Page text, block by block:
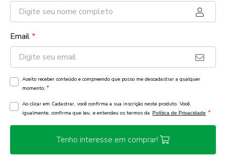
Email*
Aceito receber conteúdo e compreendo que posso me descadastrar a qualquer
momento. *
Ao clicar em Cadastrar, você confirma a sua inscrição neste produto. Você,
igualmente, confirma que leu, e entendeu os termos da Política de Privacidade *
Tenho interesse em comprar!